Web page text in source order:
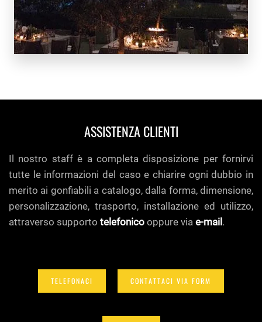
DI PIÙ
ASSISTENZA CLIENTI
Il nostro staff è a completa disposizione per fornirvi
tutte le informazioni del caso e chiarire ogni dubbio in
merito ai gonfiabili a catalogo, dalla forma, dimensione,
personalizzazione, trasporto, installazione ed utilizzo,
attraverso supporto telefonico oppure via e-mail .
TELEFONACI CONTATTACI VIA FORM